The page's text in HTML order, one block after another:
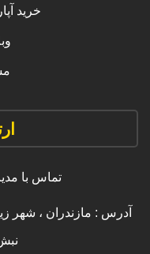
خرید
تماس با مدیریت : ۳۸
آدرس : مازندران ، شهر